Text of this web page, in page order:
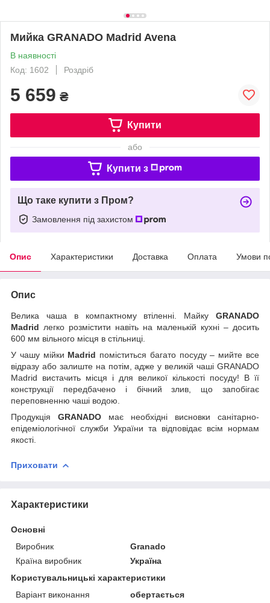
Мийка GRANADO Madrid Avena
В наявності
Код: 1602
Роздріб
5 659 ₴
Купити
або
Купити з
Що таке купити з Пром?
Замовлення під захистом
Опис Характеристики Доставка Оплата Умови
Опис
Велика чаша в компактному втіленні. Майку GRANADO
Madrid легко розмістити навіть на маленькій кухні – досить
600 мм вільного місця в стільниці.
У чашу мійки Madrid поміститься багато посуду – мийте все
відразу або залиште на потім, адже у великій чаші GRANADO
Madrid вистачить місця і для великої кількості посуду! В її
конструкції передбачено і бічний злив, що запобігає
переповненню чаші водою.
Продукція GRANADO має необхідні висновки санітарно-
епідеміологічної служби України та відповідає всім нормам
якості.
Приховати
Характеристики
Основні
Виробник
Granado
Країна виробник
Україна
Користувальницькі характеристики
Варіант виконання
обертається